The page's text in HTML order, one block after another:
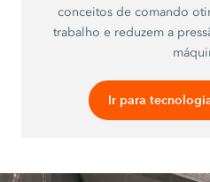
conceitos de comando
trabalho e reduzem a
Ir para